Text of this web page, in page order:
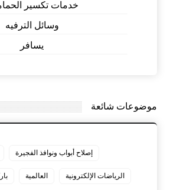
خدمات تكسير
وسائل الترفيه
يسافر
موضوعات شائعة
إصلاح أبواب ونوافذ الفجيرة
الرياضات الإلكترونية العالمية